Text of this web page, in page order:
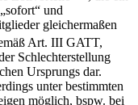
Zollvorteile
und
gleichermaßen
Art. III GATT,
Schlechterstellung
Ursprungs dar.
unter bestimmten